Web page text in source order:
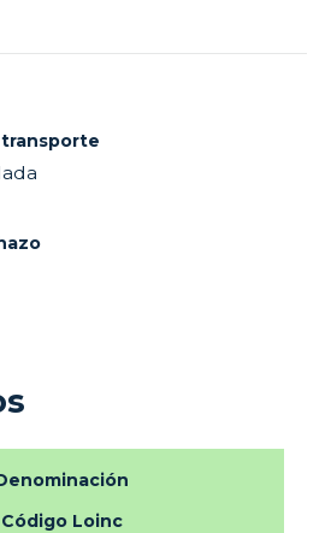
Código Loinc